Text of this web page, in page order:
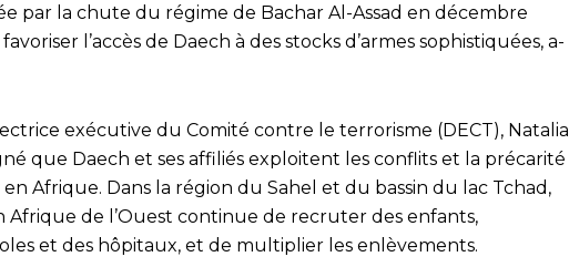
par la chute du régime de Bachar Al-Assad en décembre
l’accès de Daech à des stocks d’armes sophistiquées, a-
exécutive du Comité contre le terrorisme (DECT), Natalia
que Daech et ses affiliés exploitent les conflits et la précarité
Afrique. Dans la région du Sahel et du bassin du lac Tchad,
Afrique de l’Ouest continue de recruter des enfants,
et des hôpitaux, et de multiplier les enlèvements.